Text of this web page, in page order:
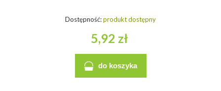
Dostępność:produkt dostępny
5,92 zł
do koszyka